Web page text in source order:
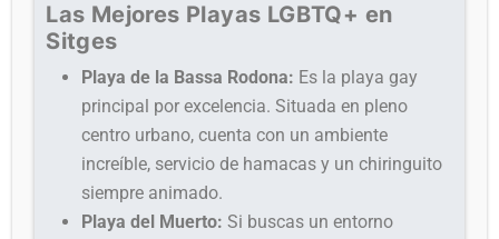
Las Mejores Playas LGBTQ+ en
Sitges
Playa de la Bassa Rodona: Es la playa gay
principal por excelencia. Situada en pleno
centro urbano, cuenta con un ambiente
increíble, servicio de hamacas y un chiringuito
siempre animado.
Playa del Muerto: Si buscas un entorno